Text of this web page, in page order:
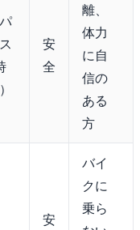
安
全
離、
体力
に自
信の
ある
方
安
バイ
クに
乗ら